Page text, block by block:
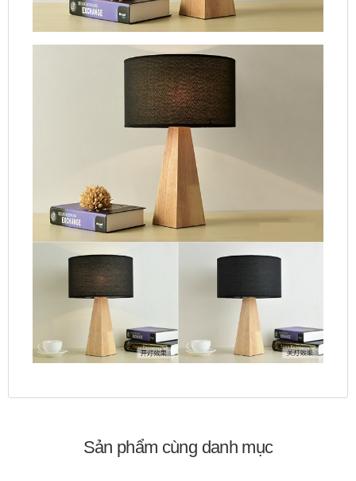
Sản phẩm cùng danh mục